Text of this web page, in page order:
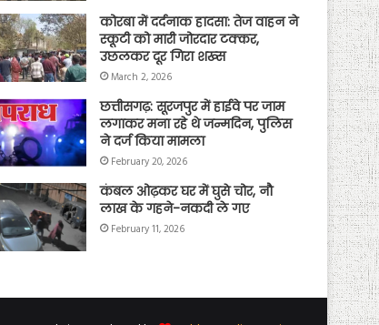
कोरबा में दर्दनाक हादसा: तेज वाहन ने
स्कूटी को मारी जोरदार टक्कर,
उछलकर दूर गिरा शख्स
March 2, 2026
छत्तीसगढ़: सूरजपुर में हाईवे पर जाम
लगाकर मना रहे थे जन्मदिन, पुलिस
ने दर्ज किया मामला
February 20, 2026
कंबल ओढ़कर घर में घुसे चोर, नौ
लाख के गहने-नकदी ले गए
February 11, 2026